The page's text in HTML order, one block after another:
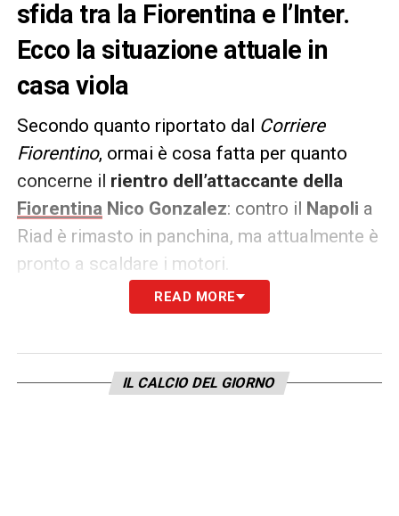
sfida tra la Fiorentina e l’Inter.
Ecco la situazione attuale in
casa viola
Secondo quanto riportato dal Corriere
Fiorentino, ormai è cosa fatta per quanto
concerne il rientro dell’attaccante della
Fiorentina Nico Gonzalez: contro il Napoli a
Riad è rimasto in panchina, ma attualmente è
pronto a scaldare i motori.
diSimone Inzaghi
tutto il popolo viola.
READ MORE
IL CALCIO DEL GIORNO